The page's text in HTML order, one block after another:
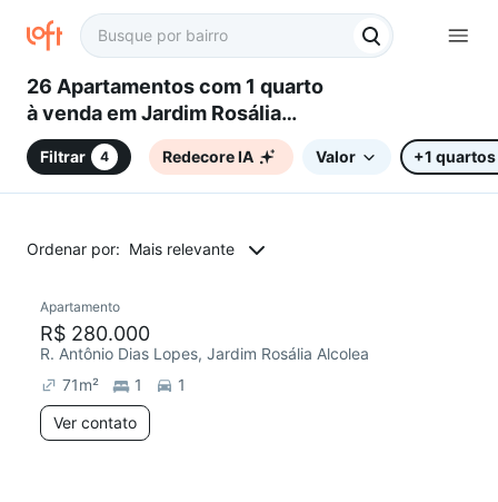
26 Apartamentos com 1 quarto
à venda em Jardim Rosália
Alcolea, Sorocaba, SP
Filtrar 4 Redecore IA Valor +1 quartos
Ordenar por: Mais relevante
Redecorar
Apartamento
R$ 280.000
R. Antônio Dias Lopes, Jardim Rosália Alcolea
71m² 1
1
Ver contato